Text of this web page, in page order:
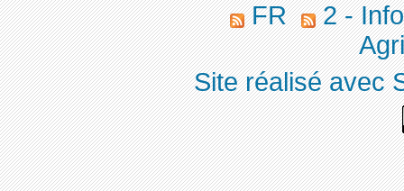
FR
2 -
Site réalisé avec